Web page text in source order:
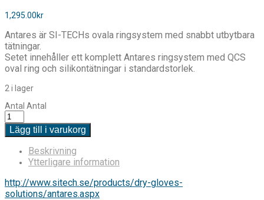
1,295.00kr
Antares är SI-TECHs ovala ringsystem med snabbt utbytbara
tätningar.
Setet innehåller ett komplett Antares ringsystem med QCS
oval ring och silikontätningar i standardstorlek.
2 i lager
Antal Antal
Lägg till i varukorg
Beskrivning
Ytterligare information
http://www.sitech.se/products/dry-gloves-
solutions/antares.aspx